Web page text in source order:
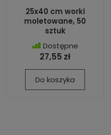
25x40 cm worki
moletowane, 50
sztuk
Dostępne
27,55 zł
Do koszyka